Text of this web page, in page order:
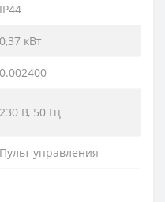
IP44
0,37 кВт
0.002400
230 B, 50 Гц
Пульт управления